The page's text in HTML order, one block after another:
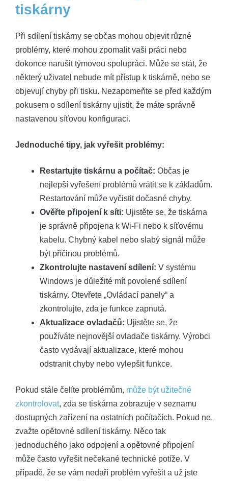
tiskárny
Při sdílení tiskárny se občas mohou objevit různé
problémy, které mohou zpomalit vaši práci nebo
dokonce narušit týmovou spolupráci. Může se stát, že
některý uživatel nebude mít přístup k tiskárně, nebo se
objevují chyby při tisku. Nezapomeňte se před každým
pokusem o sdílení tiskárny ujistit, že máte správně
nastavenou síťovou konfiguraci.
Jednoduché tipy, jak vyřešit problémy:
Restartujte tiskárnu a počítač: Občas je
nejlepší vyřešení problémů vrátit se k základům.
Restartování může vyčistit dočasné chyby.
Ověřte připojení k síti: Ujistěte se, že tiskárna
je správně připojena k Wi-Fi nebo k síťovému
kabelu. Chybný kabel nebo slabý signál může
být příčinou problémů.
Zkontrolujte nastavení sdílení: V systému
Windows je důležité mít povolené sdílení
tiskárny. Otevřete „Ovládací panely“ a
zkontrolujte, zda je funkce zapnutá.
Aktualizace ovladačů: Ujistěte se, že
používáte nejnovější ovladače tiskárny. Výrobci
často vydávají aktualizace, které mohou
odstranit chyby nebo vylepšit funkce.
Pokud stále čelíte problémům, může být užitečné
zkontrolovat, zda se tiskárna zobrazuje v seznamu
dostupných zařízení na ostatních počítačích. Pokud ne,
zvažte opětovné sdílení tiskárny. Něco tak
jednoduchého jako odpojení a opětovné připojení
může často vyřešit nečekané technické potíže. V
případě, že se vám nedaří problém vyřešit a už jste